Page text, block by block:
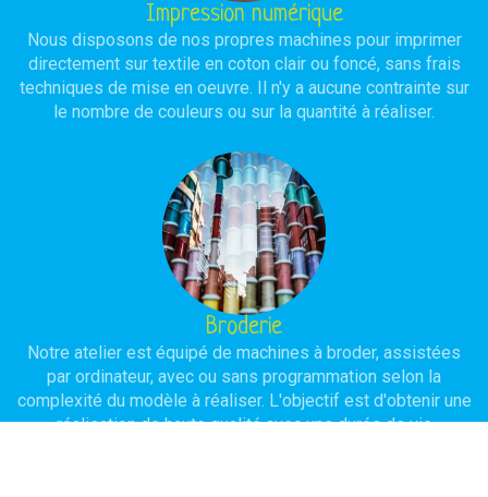
Impression numérique
Nous disposons de nos propres machines pour imprimer
directement sur textile en coton clair ou foncé, sans frais
techniques de mise en oeuvre. Il n'y a aucune contrainte sur
le nombre de couleurs ou sur la quantité à réaliser.
Broderie
Notre atelier est équipé de machines à broder, assistées
par ordinateur, avec ou sans programmation selon la
complexité du modèle à réaliser. L'objectif est d'obtenir une
réalisation de haute qualité avec une durée de vie